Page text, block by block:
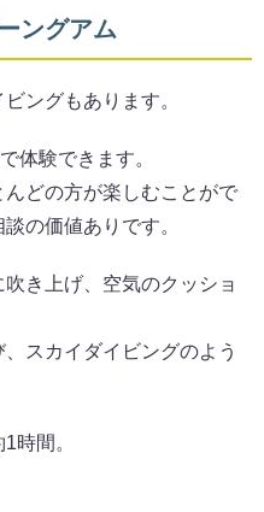
ングアム
ングもあります。
体験できます。
どの方が楽しむことがで
の価値ありです。
き上げ、空気のクッショ
スカイダイビングのよう
時間。